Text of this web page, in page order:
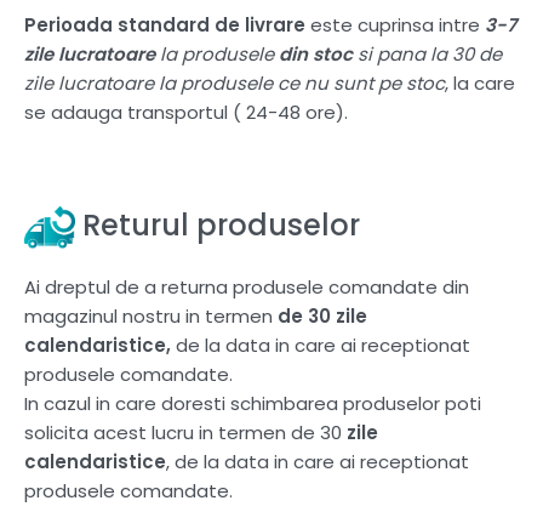
Perioada standard de livrare este cuprinsa intre 3-7
zile lucratoarela produseledin stocsi pana la 30 de
zile lucratoare la produsele ce nu sunt pe stoc, la care
se adauga transportul ( 24-48 ore).
Returul produselor
Ai dreptul de a returna produsele comandate din
magazinul nostru in termen de 30 zile
calendaristice,de la data in care ai receptionat
produsele comandate.
In cazul in care doresti schimbarea produselor poti
solicita acest lucru in termen de 30 zile
calendaristice, de la data in care ai receptionat
produsele comandate.